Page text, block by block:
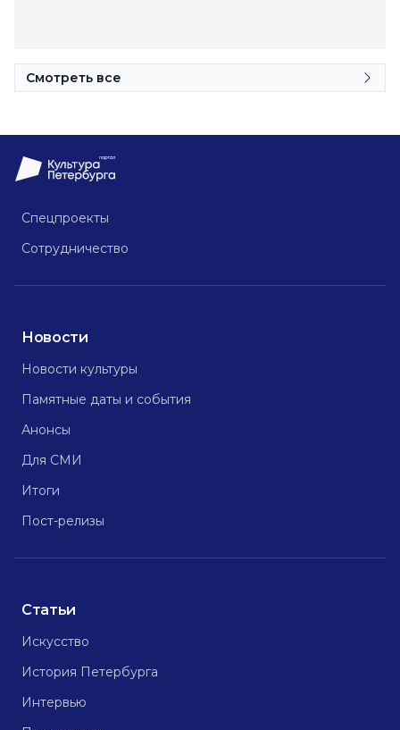
Смотреть все
Спецпроекты
Сотрудничество
Новости
Новости культуры
Памятные даты и события
Анонсы
Для СМИ
Итоги
Пост-релизы
Статьи
Искусство
История Петербурга
Интервью